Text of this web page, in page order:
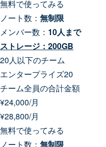
無料で使ってみる
ノート数： 無制限
メンバー数： 10人まで
ストレージ：200GB
20人以下のチーム
エンタープライズ20
チーム全員の合計金額
¥24,000/月
¥28,800/月
無料で使ってみる
ノート数： 無制限